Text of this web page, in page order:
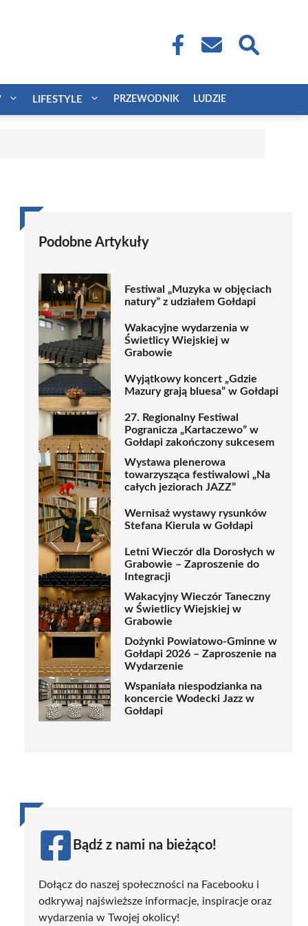
LIFESTYLE PRZEWODNIK LUDZIE
Podobne Artykuły
Festiwal „Muzyka w objęciach
natury” z udziałem Gołdapi
Wakacyjne wydarzenia w
Świetlicy Wiejskiej w
Grabowie
Wyjątkowy koncert „Gdzie
Mazury grają bluesa” w Gołdapi
27. Regionalny Festiwal
Pogranicza „Kartaczewo” w
Gołdapi zakończony sukcesem
Wystawa plenerowa
towarzysząca festiwalowi „Na
całych jeziorach JAZZ”
Wernisaż wystawy rysunków
Stefana Kierula w Gołdapi
Letni Wieczór dla Dorosłych w
Grabowie – Zaproszenie do
Integracji
Wakacyjny Wieczór Taneczny
w Świetlicy Wiejskiej w
Grabowie
Dożynki Powiatowo-Gminne w
Gołdapi 2026 – Zaproszenie na
Wydarzenie
Wspaniała niespodzianka na
koncercie Wodecki Jazz w
Gołdapi
Bądź z nami na bieżąco!
Dołącz do naszej społeczności na Facebooku i
odkrywaj najświeższe informacje, inspiracje oraz
wydarzenia w Twojej okolicy!